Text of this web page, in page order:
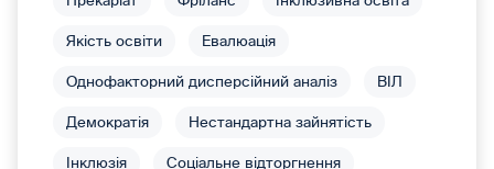
Якість освіти Евалюація
Однофакторний дисперсійний аналіз ВІЛ
Демократія Нестандартна зайнятість
Інклюзія Соціальне відторгнення